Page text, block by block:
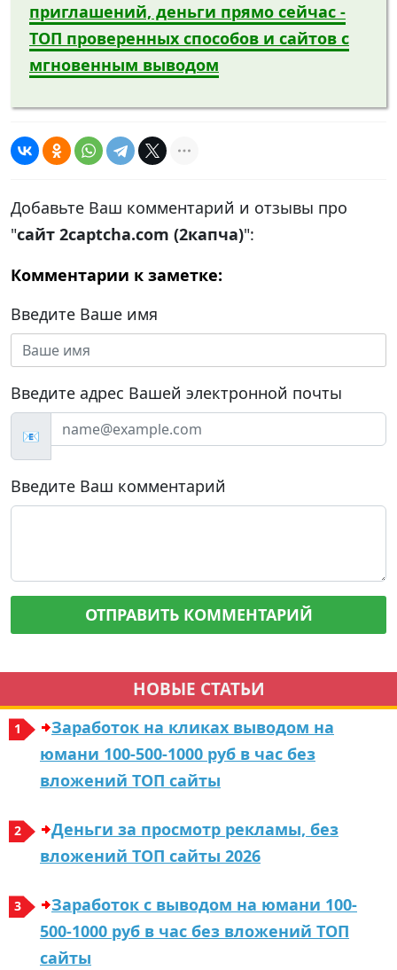
приглашений, деньги прямо сейчас -
ТОП проверенных способов и сайтов с
мгновенным выводом
Добавьте Ваш комментарий и отзывы про
"сайт 2captcha.com (2капча)":
Комментарии к заметке:
Введите Ваше имя
Введите адрес Вашей электронной почты
📧
Введите Ваш комментарий
НОВЫЕ СТАТЬИ
Заработок на кликах выводом на
юмани 100-500-1000 руб в час без
вложений ТОП сайты
Деньги за просмотр рекламы, без
вложений ТОП сайты 2026
Заработок с выводом на юмани 100-
500-1000 руб в час без вложений ТОП
сайты